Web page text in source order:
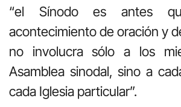
“el Sínodo es antes
acontecimiento de oración y
no involucra sólo a los
Asamblea sinodal, sino a
cada Iglesia particular”.